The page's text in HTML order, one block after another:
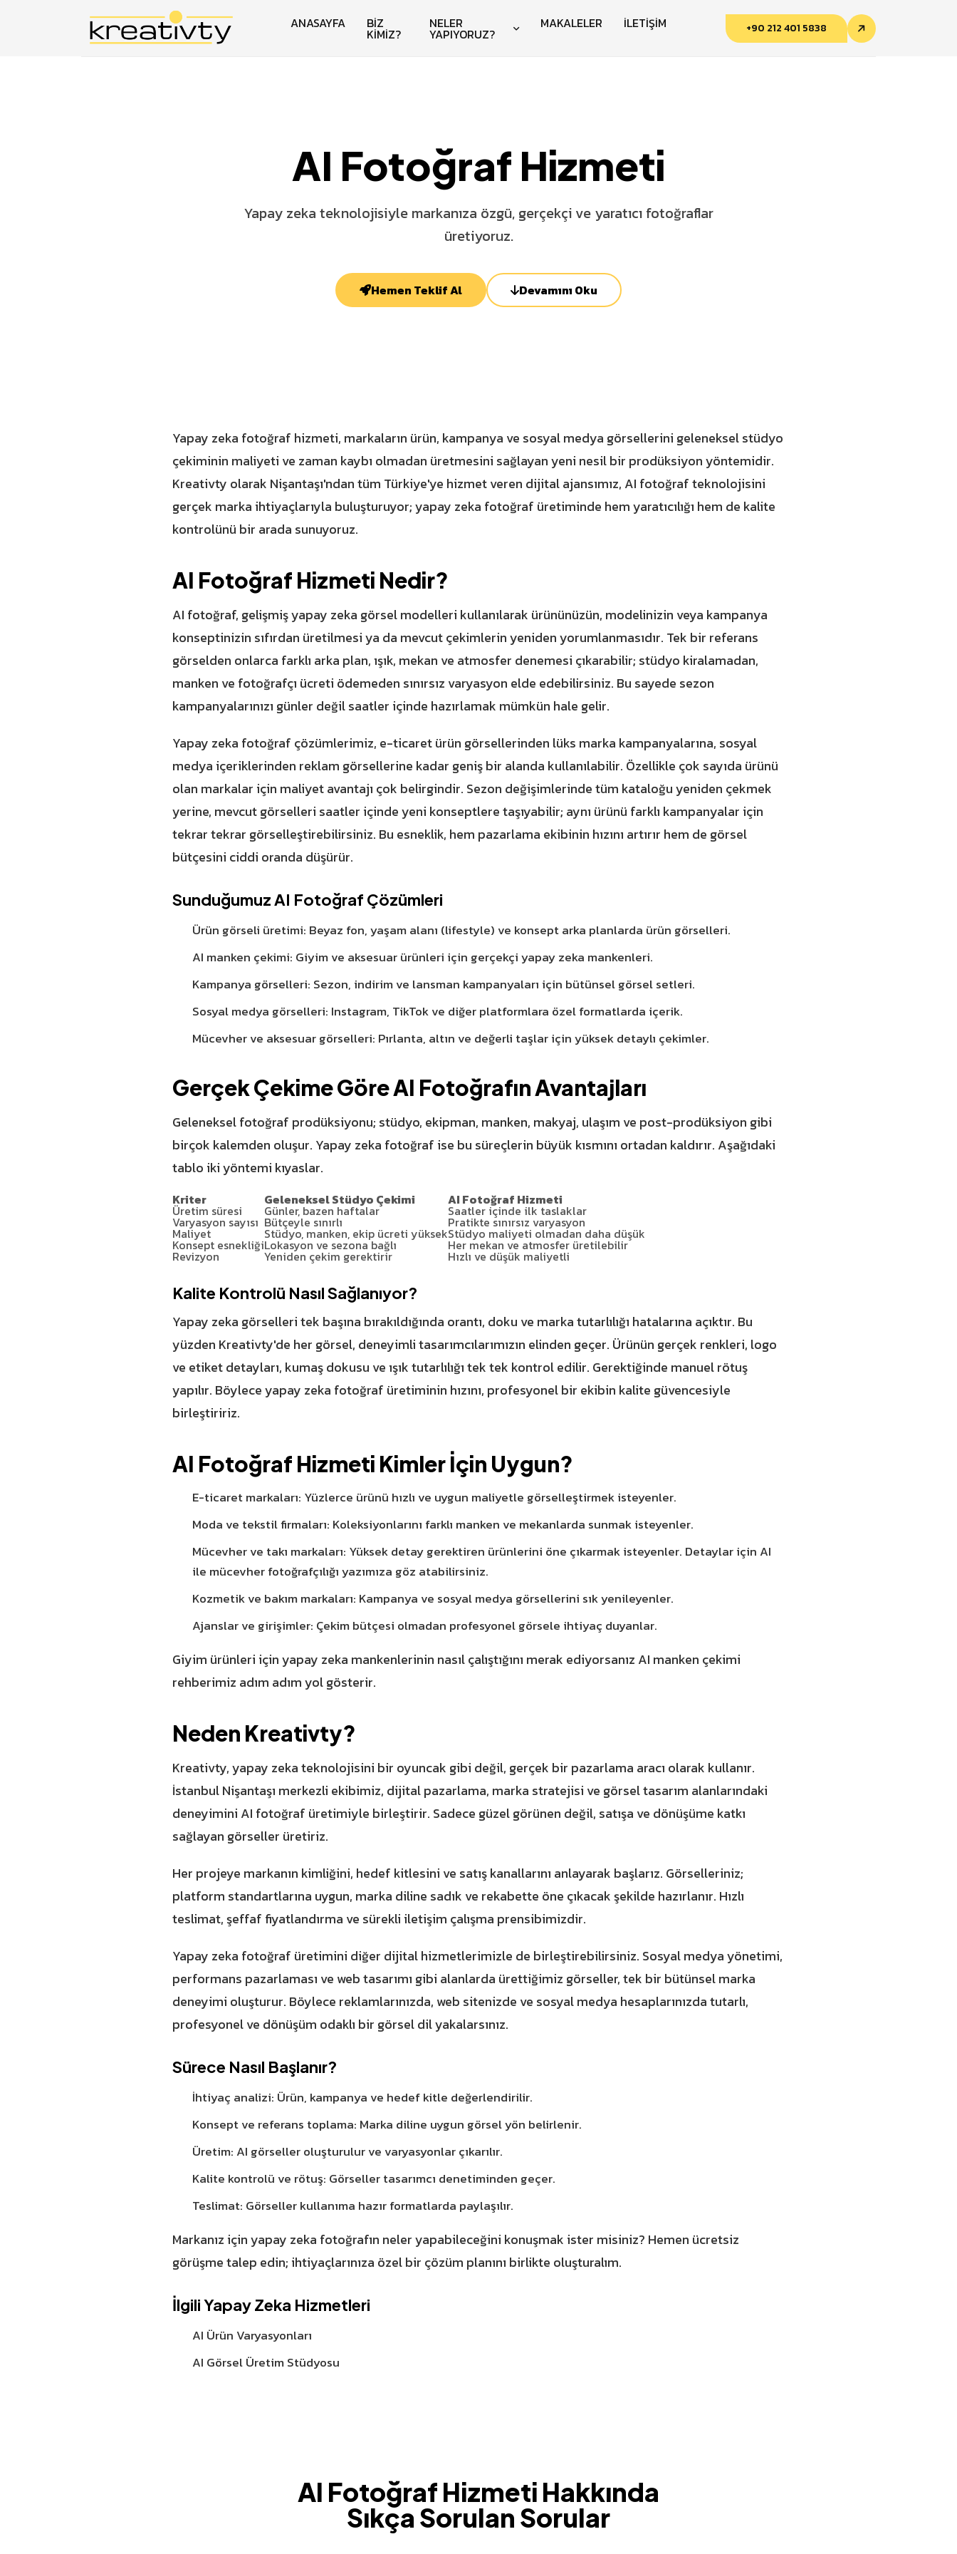
ANASAYFA BİZ
KİMİZ?
NELER
YAPIYORUZ?
MAKALELER İLETİŞİM +90 212 401 5838
AI Fotoğraf Hizmeti
Yapay zeka teknolojisiyle markanıza özgü, gerçekçi ve yaratıcı fotoğraflar
üretiyoruz.
Hemen Teklif Al Devamını Oku
Yapay zeka fotoğraf hizmeti, markaların ürün, kampanya ve sosyal medya görsellerini geleneksel stüdyo
çekiminin maliyeti ve zaman kaybı olmadan üretmesini sağlayan yeni nesil bir prodüksiyon yöntemidir.
Kreativty olarak Nişantaşı'ndan tüm Türkiye'ye hizmet veren dijital ajansımız, AI fotoğraf teknolojisini
gerçek marka ihtiyaçlarıyla buluşturuyor; yapay zeka fotoğraf üretiminde hem yaratıcılığı hem de kalite
kontrolünü bir arada sunuyoruz.
AI Fotoğraf Hizmeti Nedir?
AI fotoğraf, gelişmiş yapay zeka görsel modelleri kullanılarak ürününüzün, modelinizin veya kampanya
konseptinizin sıfırdan üretilmesi ya da mevcut çekimlerin yeniden yorumlanmasıdır. Tek bir referans
görselden onlarca farklı arka plan, ışık, mekan ve atmosfer denemesi çıkarabilir; stüdyo kiralamadan,
manken ve fotoğrafçı ücreti ödemeden sınırsız varyasyon elde edebilirsiniz. Bu sayede sezon
kampanyalarınızı günler değil saatler içinde hazırlamak mümkün hale gelir.
Yapay zeka fotoğraf çözümlerimiz, e-ticaret ürün görsellerinden lüks marka kampanyalarına, sosyal
medya içeriklerinden reklam görsellerine kadar geniş bir alanda kullanılabilir. Özellikle çok sayıda ürünü
olan markalar için maliyet avantajı çok belirgindir. Sezon değişimlerinde tüm kataloğu yeniden çekmek
yerine, mevcut görselleri saatler içinde yeni konseptlere taşıyabilir; aynı ürünü farklı kampanyalar için
tekrar tekrar görselleştirebilirsiniz. Bu esneklik, hem pazarlama ekibinin hızını artırır hem de görsel
bütçesini ciddi oranda düşürür.
Sunduğumuz AI Fotoğraf Çözümleri
Ürün görseli üretimi: Beyaz fon, yaşam alanı (lifestyle) ve konsept arka planlarda ürün görselleri.
AI manken çekimi: Giyim ve aksesuar ürünleri için gerçekçi yapay zeka mankenleri.
Kampanya görselleri: Sezon, indirim ve lansman kampanyaları için bütünsel görsel setleri.
Sosyal medya görselleri: Instagram, TikTok ve diğer platformlara özel formatlarda içerik.
Mücevher ve aksesuar görselleri: Pırlanta, altın ve değerli taşlar için yüksek detaylı çekimler.
Gerçek Çekime Göre AI Fotoğrafın Avantajları
Geleneksel fotoğraf prodüksiyonu; stüdyo, ekipman, manken, makyaj, ulaşım ve post-prodüksiyon gibi
birçok kalemden oluşur. Yapay zeka fotoğraf ise bu süreçlerin büyük kısmını ortadan kaldırır. Aşağıdaki
tablo iki yöntemi kıyaslar.
Kriter Geleneksel Stüdyo Çekimi AI Fotoğraf Hizmeti
Üretim süresi Günler, bazen haftalar Saatler içinde ilk taslaklar
Varyasyon sayısı Bütçeyle sınırlı Pratikte sınırsız varyasyon
Maliyet Stüdyo, manken, ekip ücreti yüksekStüdyo maliyeti olmadan daha düşük
Konsept esnekliğiLokasyon ve sezona bağlı Her mekan ve atmosfer üretilebilir
Revizyon Yeniden çekim gerektirir Hızlı ve düşük maliyetli
Kalite Kontrolü Nasıl Sağlanıyor?
Yapay zeka görselleri tek başına bırakıldığında orantı, doku ve marka tutarlılığı hatalarına açıktır. Bu
yüzden Kreativty'de her görsel, deneyimli tasarımcılarımızın elinden geçer. Ürünün gerçek renkleri, logo
ve etiket detayları, kumaş dokusu ve ışık tutarlılığı tek tek kontrol edilir. Gerektiğinde manuel rötuş
yapılır. Böylece yapay zeka fotoğraf üretiminin hızını, profesyonel bir ekibin kalite güvencesiyle
birleştiririz.
AI Fotoğraf Hizmeti Kimler İçin Uygun?
E-ticaret markaları: Yüzlerce ürünü hızlı ve uygun maliyetle görselleştirmek isteyenler.
Moda ve tekstil firmaları: Koleksiyonlarını farklı manken ve mekanlarda sunmak isteyenler.
Mücevher ve takı markaları: Yüksek detay gerektiren ürünlerini öne çıkarmak isteyenler. Detaylar için AI
ile mücevher fotoğrafçılığıyazımıza göz atabilirsiniz.
Kozmetik ve bakım markaları: Kampanya ve sosyal medya görsellerini sık yenileyenler.
Ajanslar ve girişimler: Çekim bütçesi olmadan profesyonel görsele ihtiyaç duyanlar.
Giyim ürünleri için yapay zeka mankenlerinin nasıl çalıştığını merak ediyorsanız AI manken çekimi
rehberimiz adım adım yol gösterir.
Neden Kreativty?
Kreativty, yapay zeka teknolojisini bir oyuncak gibi değil, gerçek bir pazarlama aracı olarak kullanır.
İstanbul Nişantaşı merkezli ekibimiz, dijital pazarlama, marka stratejisi ve görsel tasarım alanlarındaki
deneyimini AI fotoğraf üretimiyle birleştirir. Sadece güzel görünen değil, satışa ve dönüşüme katkı
sağlayan görseller üretiriz.
Her projeye markanın kimliğini, hedef kitlesini ve satış kanallarını anlayarak başlarız. Görselleriniz;
platform standartlarına uygun, marka diline sadık ve rekabette öne çıkacak şekilde hazırlanır. Hızlı
teslimat, şeffaf fiyatlandırma ve sürekli iletişim çalışma prensibimizdir.
Yapay zeka fotoğraf üretimini diğer dijital hizmetlerimizle de birleştirebilirsiniz. Sosyal medya yönetimi,
performans pazarlaması ve web tasarımı gibi alanlarda ürettiğimiz görseller, tek bir bütünsel marka
deneyimi oluşturur. Böylece reklamlarınızda, web sitenizde ve sosyal medya hesaplarınızda tutarlı,
profesyonel ve dönüşüm odaklı bir görsel dil yakalarsınız.
Sürece Nasıl Başlanır?
İhtiyaç analizi: Ürün, kampanya ve hedef kitle değerlendirilir.
Konsept ve referans toplama: Marka diline uygun görsel yön belirlenir.
Üretim: AI görseller oluşturulur ve varyasyonlar çıkarılır.
Kalite kontrolü ve rötuş: Görseller tasarımcı denetiminden geçer.
Teslimat: Görseller kullanıma hazır formatlarda paylaşılır.
Markanız için yapay zeka fotoğrafın neler yapabileceğini konuşmak ister misiniz? Hemen ücretsiz
görüşmetalep edin; ihtiyaçlarınıza özel bir çözüm planını birlikte oluşturalım.
İlgili Yapay Zeka Hizmetleri
AI Ürün Varyasyonları
AI Görsel Üretim Stüdyosu
AI Fotoğraf Hizmeti Hakkında
Sıkça Sorulan Sorular